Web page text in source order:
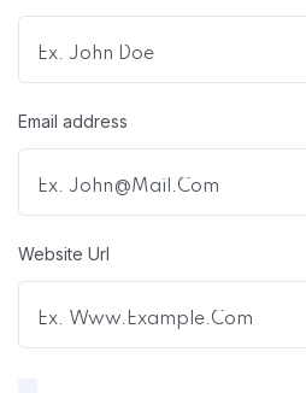
Email address
Website Url